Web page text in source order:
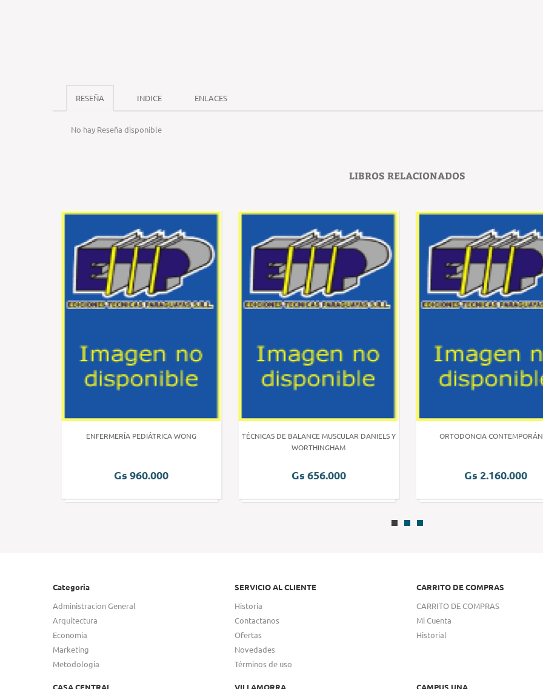
RESEÑA INDICE ENLACES
No hay Reseña disponible
LIBROS RELACIONADOS
ENFERMERÍA PEDIÁTRICA WONG
Gs 960.000
TÉCNICAS DE BALANCE MUSCULAR DANIELS Y
WORTHINGHAM
Gs 656.000
ORTODONCIA
Gs 2.160.000
Categoria
Administracion General
Arquitectura
Economia
Marketing
Metodologia
SERVICIO AL CLIENTE
Historia
Contactanos
Ofertas
Novedades
Términos de uso
CARRITO DE COMPRAS
CARRITO DE COMPRAS
Mi Cuenta
Historial
CASA CENTRAL VILLAMORRA CAMPUS UNA